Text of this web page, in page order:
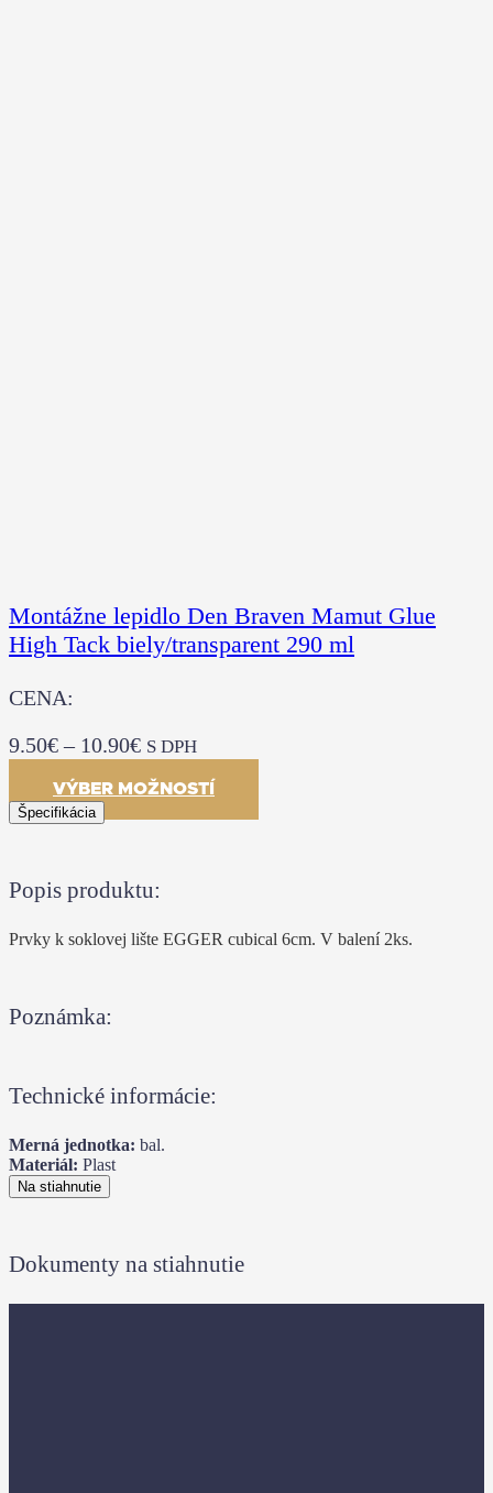
Montážne lepidlo Den Braven Mamut Glue
High Tack biely/transparent 290 ml
CENA:
9.50€– 10.90€ S DPH
VÝBER MOŽNOSTÍ
Špecifikácia
Popis produktu:
Prvky k soklovej lište EGGER cubical 6cm. V balení 2ks.
Poznámka:
Technické informácie:
Merná jednotka: bal.
Materiál: Plast
Na stiahnutie
Dokumenty na stiahnutie